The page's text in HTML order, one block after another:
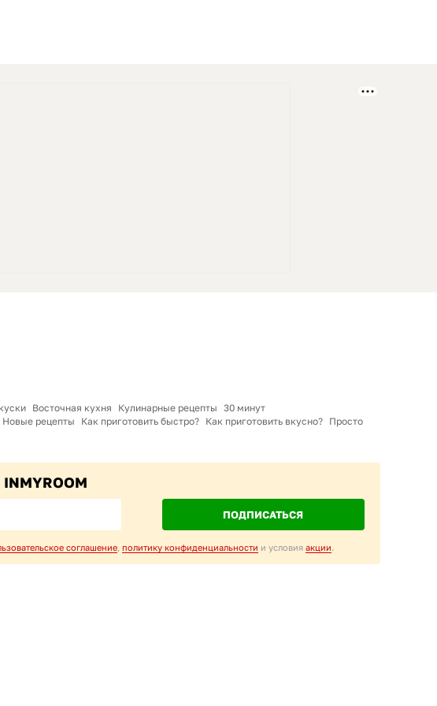
Восточная кухня Кулинарные рецепты 30 минут
Новые рецепты Как приготовить быстро? Как приготовить вкусно? Просто
ПОДПИСАТЬСЯ
соглашение политику конфиденциальности и условия акции.